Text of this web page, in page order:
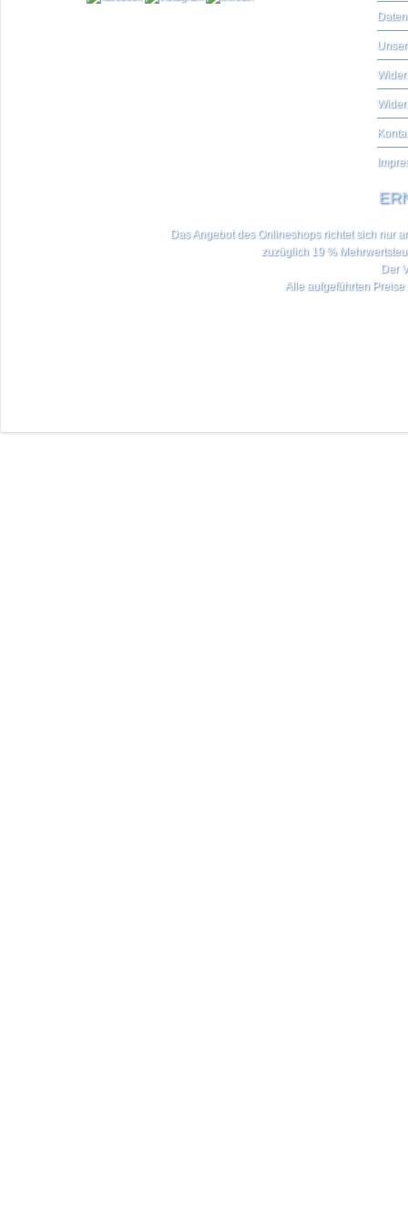
Das Angebot des Onlineshops richtet sich nur
zuzüglich 19 %
Der
Alle aufgeführten